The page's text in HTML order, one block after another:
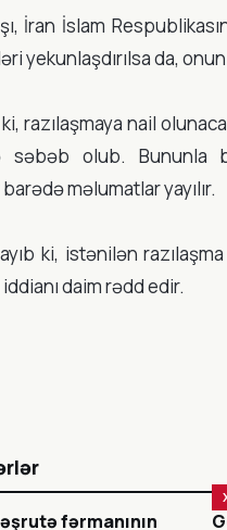
İran İslam
yekunlaşdırılsa da,
razılaşmaya nail
səbəb olub. Bununla
məlumatlar yayılır.
ki, istənilən razılaşma
daim rədd edir.
fərmanının